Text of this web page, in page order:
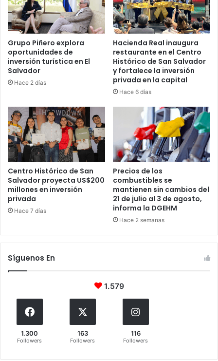
Grupo Piñero explora
oportunidades de
inversión turística en El
Salvador
Hace 2 días
Hacienda Real inaugura
restaurante en el Centro
Histórico de San Salvador
y fortalece la inversión
privada en la capital
Hace 6 días
Centro Histórico de San
Salvador proyecta US$200
millones en inversión
privada
Hace 7 días
Precios de los
combustibles se
mantienen sin cambios del
21 de julio al 3 de agosto,
informa la DGEHM
Hace 2 semanas
Síguenos En
1.579
1.300
Followers
163
Followers
116
Followers